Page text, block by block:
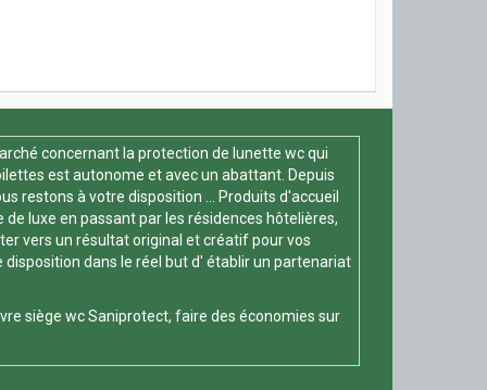
concernant la protection de lunette wc qui
est autonome et avec un abattant. Depuis
restons à votre disposition ... Produits d'accueil
luxe en passant par les résidences hôtelières,
vers un résultat original et créatif pour vos
dans le réel but d' établir un partenariat
siège wcSaniprotect, faire des économies sur